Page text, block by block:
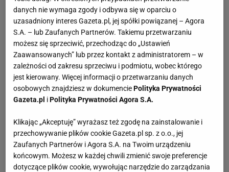
danych nie wymaga zgody i odbywa się w oparciu o
uzasadniony interes Gazeta.pl, jej spółki powiązanej – Agora
S.A. – lub Zaufanych Partnerów. Takiemu przetwarzaniu
możesz się sprzeciwić, przechodząc do „Ustawień
Zaawansowanych” lub przez kontakt z administratorem – w
zależności od zakresu sprzeciwu i podmiotu, wobec którego
jest kierowany. Więcej informacji o przetwarzaniu danych
osobowych znajdziesz w dokumenciePolityka Prywatności
Gazeta.pl iPolityka Prywatności Agora S.A.
Klikając „Akceptuję” wyrażasz też zgodę na zainstalowanie i
przechowywanie plików cookie Gazeta.pl sp. z o.o., jej
Zaufanych Partnerów i Agora S.A. na Twoim urządzeniu
końcowym. Możesz w każdej chwili zmienić swoje preferencje
dotyczące plików cookie, wywołując narzędzie do zarządzania